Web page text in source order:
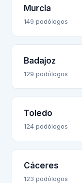
Murcia
149 podólogos
Badajoz
129 podólogos
Toledo
124 podólogos
Cáceres
123 podólogos